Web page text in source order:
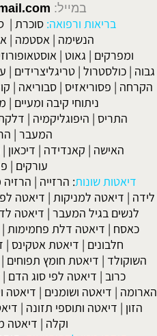
במייל:
בריאות ורפואה: סוכרת |
הנשימה | אסטמה |
ומפרקים | גאוט |
גבוה |כולסטרול |טריגליצרידים |
הקרחה | פסוריאזיס |סבוריאה |
ניתוחי קיבה ומעיים |
התריס | היפוגליקמיה |
המעבר |
האישה | קאנדידה | דיכאון |
עורקים |
דיאטות שונות: הרזייה |
לידה | דיאטה למניקות | דיאטה
לנשים בגיל המעבר | דיאטה
כאסח | דיאטה דלת פחמימות |
חלבונים | דיאטת אטקינס |
השוקולד | דיאטת חומץ תפוחים |
כרוב | דיאטה לפי סוג הדם |
הארומה | דיאטה ושומנים | דיאטה
הזון | דיאטה ותוספי תזונה |
וקלה | דיאטה